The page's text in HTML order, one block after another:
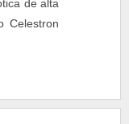
de alta
Celestron